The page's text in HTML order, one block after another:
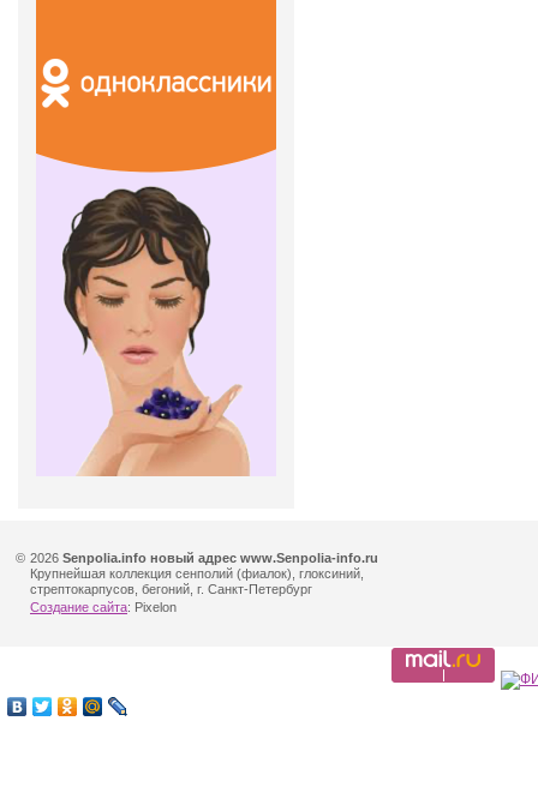
© 2026 Senpolia.info новый адрес www.Senpolia-info.ru
Крупнейшая коллекция сенполий (фиалок), глоксиний,
стрептокарпусов, бегоний, г. Санкт-Петербург
Создание сайта: Pixelon